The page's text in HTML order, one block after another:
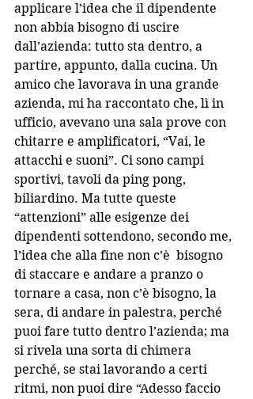
applicare l’idea che il dipendente
non abbia bisogno di uscire
dall’azienda: tutto sta dentro, a
partire, appunto, dalla cucina. Un
amico che lavorava in una grande
azienda, mi ha raccontato che, lì in
ufficio, avevano una sala prove con
chitarre e amplificatori, “Vai, le
attacchi e suoni”. Ci sono campi
sportivi, tavoli da ping pong,
biliardino. Ma tutte queste
“attenzioni” alle esigenze dei
dipendenti sottendono, secondo me,
l’idea che alla fine non c’è  bisogno
di staccare e andare a pranzo o
tornare a casa, non c’è bisogno, la
sera, di andare in palestra, perché
puoi fare tutto dentro l’azienda; ma
si rivela una sorta di chimera
perché, se stai lavorando a certi
ritmi, non puoi dire “Adesso faccio